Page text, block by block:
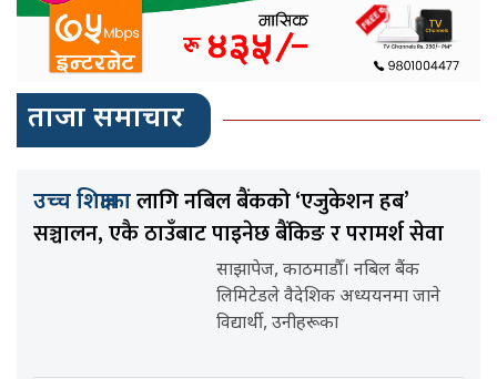
ताजा समाचार
उच्च शिक्षाकालागि नबिल बैंकको ‘एजुकेशन हब’
सञ्चालन, एकै ठाउँबाट पाइनेछ बैंकिङ र परामर्श सेवा
साझापेज, काठमाडौँ। नबिल बैंक
लिमिटेडले वैदेशिक अध्ययनमा जाने
विद्यार्थी, उनीहरूका